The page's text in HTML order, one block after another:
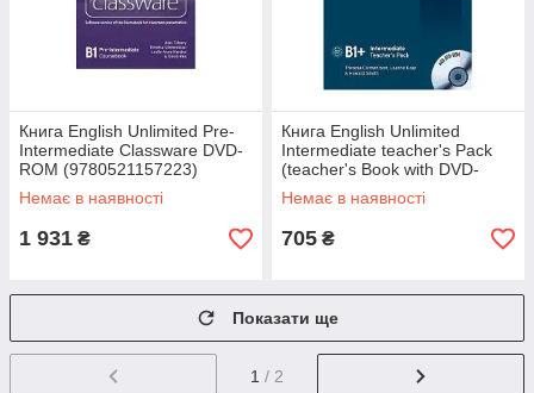
Книга English Unlimited Pre-
Intermediate Classware DVD-
ROM (9780521157223)
Cambridge University Press
Немає в наявності
1 931 ₴
Книга English Unlimited
Intermediate teacher's Pack
(teacher's Book with DVD-
ROM) (9780521157179)
Cambridge University Press
Немає в наявності
705 ₴
Показати ще
1 / 2